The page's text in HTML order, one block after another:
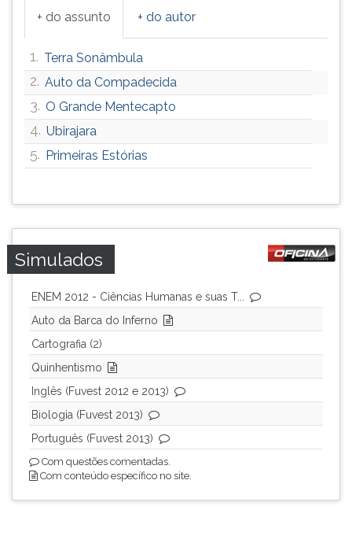
+ do assunto + do autor
1. Terra Sonâmbula
2. Auto da Compadecida
3. O Grande Mentecapto
4. Ubirajara
5. Primeiras Estórias
Simulados
ENEM 2012 - Ciências Humanas e suas T...
Auto da Barca do Inferno
Cartografia (2)
Quinhentismo
Inglês (Fuvest 2012 e 2013)
Biologia (Fuvest 2013)
Português (Fuvest 2013)
Com questões comentadas.
Com conteúdo específico no site.